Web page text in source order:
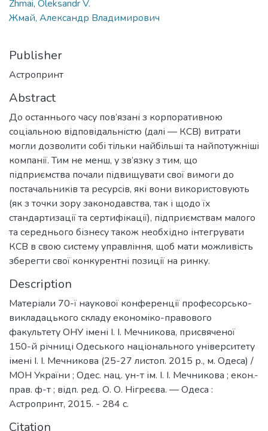
Zhmai, Oleksandr V.
Жмай, Александр Владимирович
Publisher
Астропринт
Abstract
До останнього часу пов’язані з корпоративною
соціальною відповідальністю (далі — КСВ) витрати
могли дозволити собі тільки найбільші та найпотужніші
компанії. Тим не менш, у зв’язку з тим, що
підприємства почали підвищувати свої вимоги до
постачальників та ресурсів, які вони використовують
(як з точки зору законодавства, так і щодо їх
стандартизації та сертифікації), підприємствам малого
та середнього бізнесу також необхідно інтегрувати
КСВ в свою систему управління, щоб мати можливість
зберегти свої конкурентні позиції на ринку.
Description
Матеріали 70-ї наукової конференції професорсько-
викладацького складу економіко-правового
факультету ОНУ імені І. І. Мечникова, присвяченої
150-й річниці Одеського національного університету
імені І. І. Мечникова (25-27 листоп. 2015 р., м. Одеса) /
МОН України ; Одес. нац. ун-т ім. І. І. Мечникова ; екон.-
прав. ф-т ; відп. ред. О. О. Нігреєва. — Одеса :
Астропринт, 2015. - 284 с.
Citation